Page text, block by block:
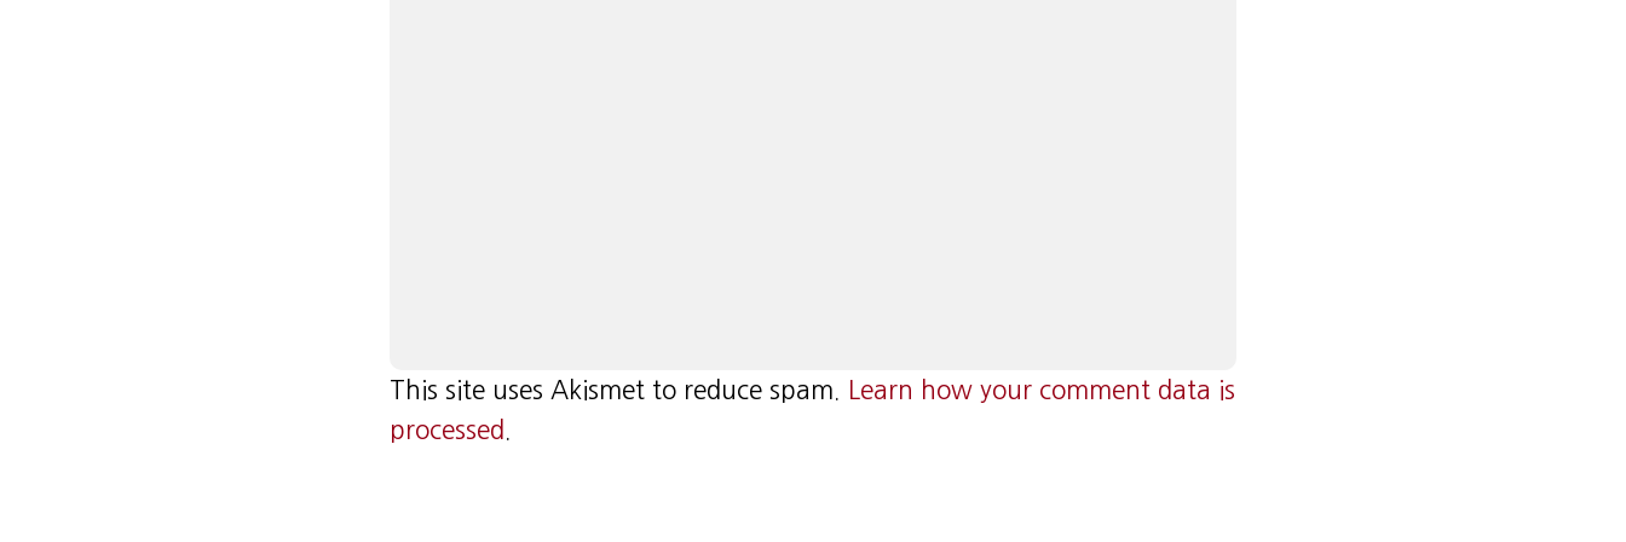
This site uses Akismet to reduce spam.
Learn how your comment data is
processed